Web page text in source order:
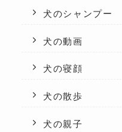
犬のシャンプー
犬の動画
犬の寝顔
犬の散歩
犬の親子